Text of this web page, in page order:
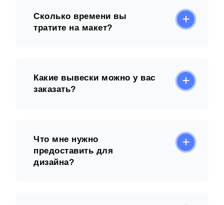
Сколько времени вы
тратите на макет?
Какие вывески можно у вас
заказать?
Что мне нужно
предоставить для
дизайна?